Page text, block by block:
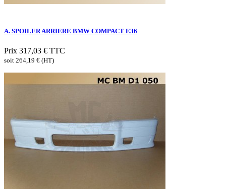
A. SPOILER ARRIERE BMW COMPACT E36
Prix 317,03 € TTC
soit 264,19 € (HT)